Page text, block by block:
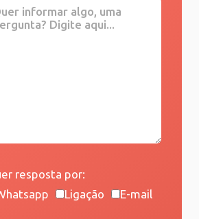
resposta por:
Ligação E-mail